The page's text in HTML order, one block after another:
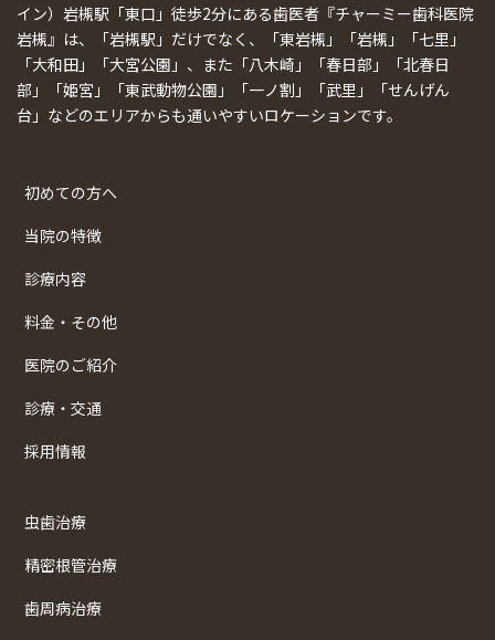
イン）岩槻駅「東口」徒歩2分にある歯医者『チャーミー歯科医院
岩槻』は、「岩槻駅」だけでなく、「東岩槻」「岩槻」「七里」
「大和田」「大宮公園」、また「八木崎」「春日部」「北春日
部」「姫宮」「東武動物公園」「一ノ割」「武里」「せんげん
台」などのエリアからも通いやすいロケーションです。
初めての方へ
当院の特徴
診療内容
料金・その他
医院のご紹介
診療・交通
採用情報
虫歯治療
精密根管治療
歯周病治療